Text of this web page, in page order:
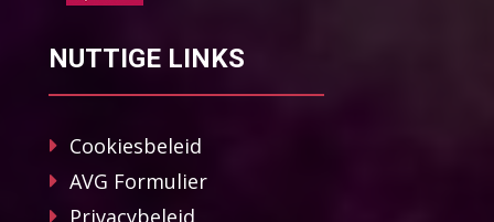
NUTTIGE LINKS
Cookiesbeleid
AVG Formulier
Privacybeleid